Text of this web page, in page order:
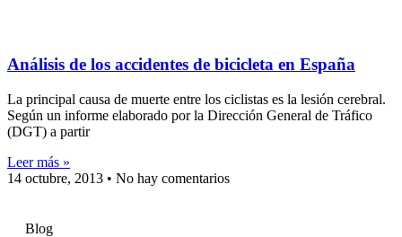
Análisis de los accidentes de bicicleta en España
La principal causa de muerte entre los ciclistas es la lesión cerebral.
Según un informe elaborado por la Dirección General de Tráfico
(DGT) a partir
Leer más »
14 octubre, 2013
No hay comentarios
Blog